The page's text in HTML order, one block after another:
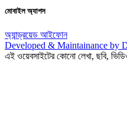
মোবাইল অ্যাপস
অ্যান্ড্রয়েড আইফোন
Developed & Maintainance by
এই ওয়েবসাইটের কোনো লেখা, ছবি,